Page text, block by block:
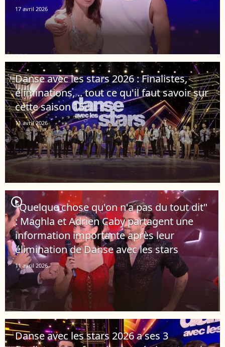
17 avril 2026
Danse avec les stars 2026 : Finalistes,
éliminations, .. tout ce qu'il faut savoir sur
cette saison 15 !
11 avril 2026
player2
"Quelque chose qu'on n'a pas du tout dit"
: Maghla et Adrien Caby partagent une
information importante après leur
élimination de Danse avec les stars
11 avril 2026
Danse avec les stars 2026 a ses 3